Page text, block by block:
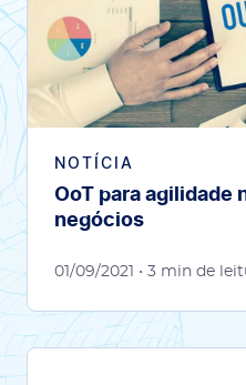
NOTÍCIA
OoT para agilidade
negócios
01/09/2021 • 3 min de